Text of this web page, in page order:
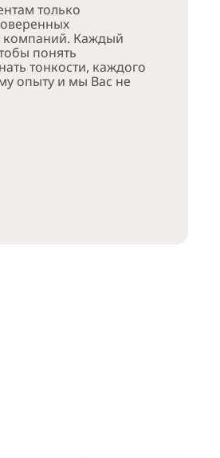
только
компаний. Каждый
понять
тонкости, каждого
опыту и мы Вас не